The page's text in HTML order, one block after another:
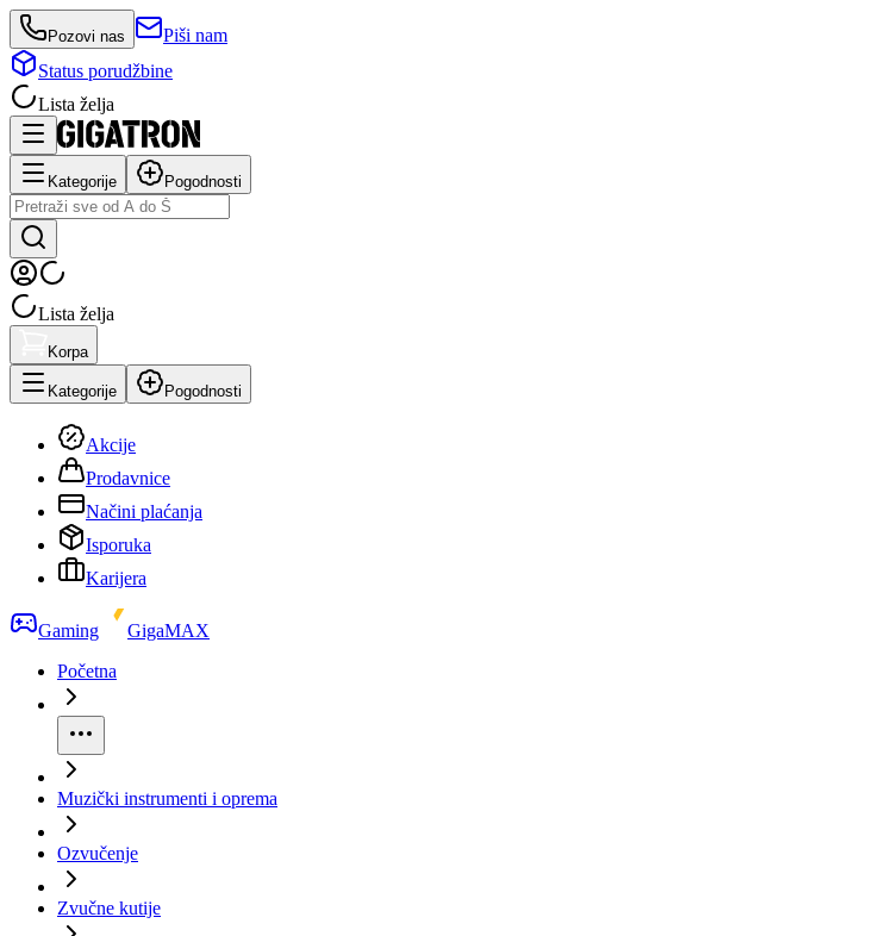
Pozovi nas
Piši nam
Status porudžbine
Lista želja
Kategorije Pogodnosti
Lista želja
Korpa
Kategorije Pogodnosti
Akcije
Prodavnice
Načini plaćanja
Isporuka
Karijera
Gaming
GigaMAX
Početna
Muzički instrumenti i oprema
Ozvučenje
Zvučne kutije